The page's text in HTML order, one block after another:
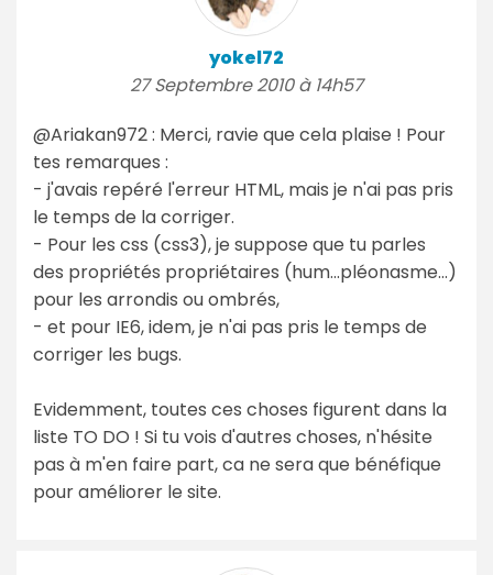
yokel72
27 Septembre 2010 à 14h57
@Ariakan972 : Merci, ravie que cela plaise ! Pour
tes remarques :
- j'avais repéré l'erreur HTML, mais je n'ai pas pris
le temps de la corriger.
- Pour les css (css3), je suppose que tu parles
des propriétés propriétaires (hum...pléonasme...)
pour les arrondis ou ombrés,
- et pour IE6, idem, je n'ai pas pris le temps de
corriger les bugs.
Evidemment, toutes ces choses figurent dans la
liste TO DO ! Si tu vois d'autres choses, n'hésite
pas à m'en faire part, ca ne sera que bénéfique
pour améliorer le site.